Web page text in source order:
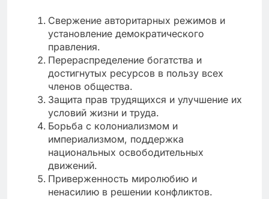
Свержение авторитарных режимов и
установление демократического
правления.
Перераспределение богатства и
достигнутых ресурсов в пользу всех
членов общества.
Защита прав трудящихся и улучшение их
условий жизни и труда.
Борьба с колониализмом и
империализмом, поддержка
национальных освободительных
движений.
Приверженность миролюбию и
ненасилию в решении конфликтов.